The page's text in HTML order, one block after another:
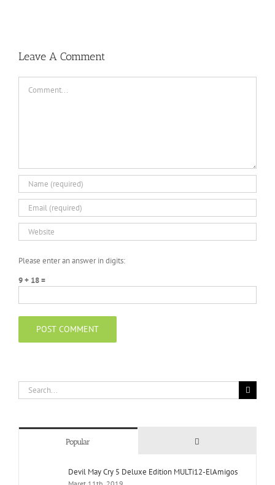
Leave A Comment
Please enter an answer in digits:
9 + 18 =
Search
for:
Popular Comments
Devil May Cry 5 Deluxe Edition MULTi12-ElAmigos